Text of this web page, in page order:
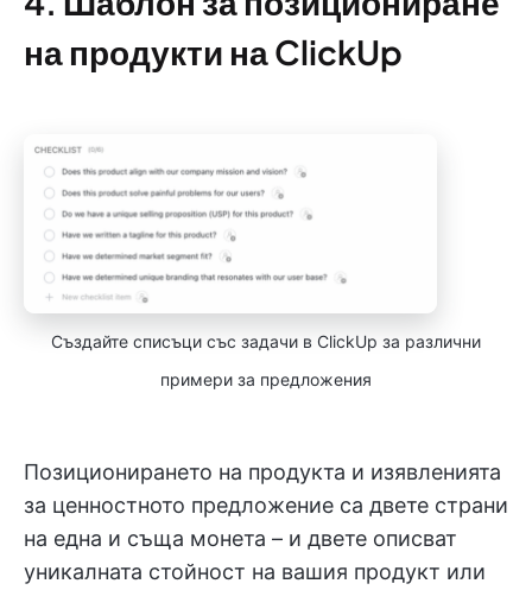
на продукти на ClickUp
Създайте списъци със задачи в ClickUp за различни
примери за предложения
Позиционирането на продукта и изявленията
за ценностното предложение са двете страни
на една и съща монета – и двете описват
уникалната стойност на вашия продукт или